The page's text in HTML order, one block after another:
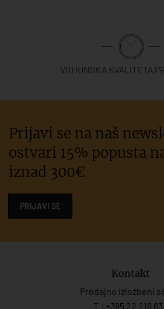
VRHUNSKA KVALITETA
Prijavi se na naš
ostvari 15% popusta
iznad 300€
PRIJAVI SE
Kontakt
Prodajno izložbeni
T.: +385 22 216